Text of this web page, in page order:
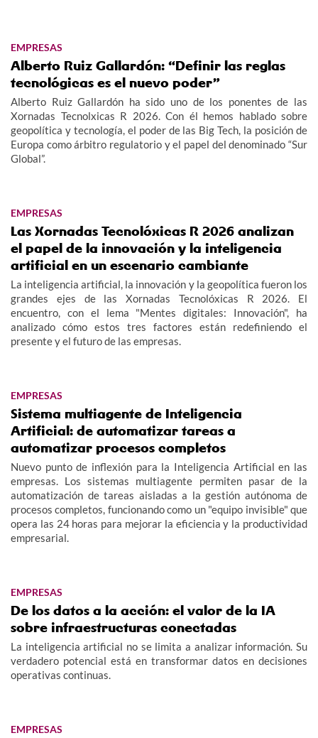
EMPRESAS
Alberto Ruiz Gallardón: “Definir las reglas
tecnológicas es el nuevo poder”
Alberto Ruiz Gallardón ha sido uno de los ponentes de las
Xornadas Tecnolxicas R 2026. Con él hemos hablado sobre
geopolítica y tecnología, el poder de las Big Tech, la posición de
Europa como árbitro regulatorio y el papel del denominado “Sur
Global”.
EMPRESAS
Las Xornadas Tecnolóxicas R 2026 analizan
el papel de la innovación y la inteligencia
artificial en un escenario cambiante
La inteligencia artificial, la innovación y la geopolítica fueron los
grandes ejes de las Xornadas Tecnolóxicas R 2026. El
encuentro, con el lema "Mentes digitales: Innovación", ha
analizado cómo estos tres factores están redefiniendo el
presente y el futuro de las empresas.
EMPRESAS
Sistema multiagente de Inteligencia
Artificial: de automatizar tareas a
automatizar procesos completos
Nuevo punto de inflexión para la Inteligencia Artificial en las
empresas. Los sistemas multiagente permiten pasar de la
automatización de tareas aisladas a la gestión autónoma de
procesos completos, funcionando como un "equipo invisible" que
opera las 24 horas para mejorar la eficiencia y la productividad
empresarial.
EMPRESAS
De los datos a la acción: el valor de la IA
sobre infraestructuras conectadas
La inteligencia artificial no se limita a analizar información. Su
verdadero potencial está en transformar datos en decisiones
operativas continuas.
EMPRESAS